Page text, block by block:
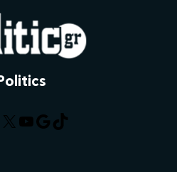
X YouTube
Google
TikTok